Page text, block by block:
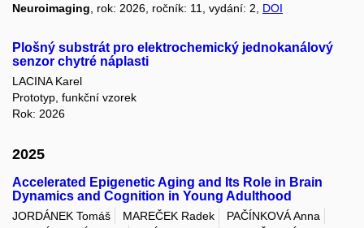
Neuroimaging , rok: 2026, ročník: 11, vydání: 2, DOI
Plošný substrát pro elektrochemický jednokanálový
senzor chytré náplasti
LACINA Karel
Prototyp, funkční vzorek
Rok: 2026
2025
Accelerated Epigenetic Aging and Its Role in Brain
Dynamics and Cognition in Young Adulthood
JORDÁNEK Tomáš MAREČEK Radek
PAČÍNKOVÁ Anna